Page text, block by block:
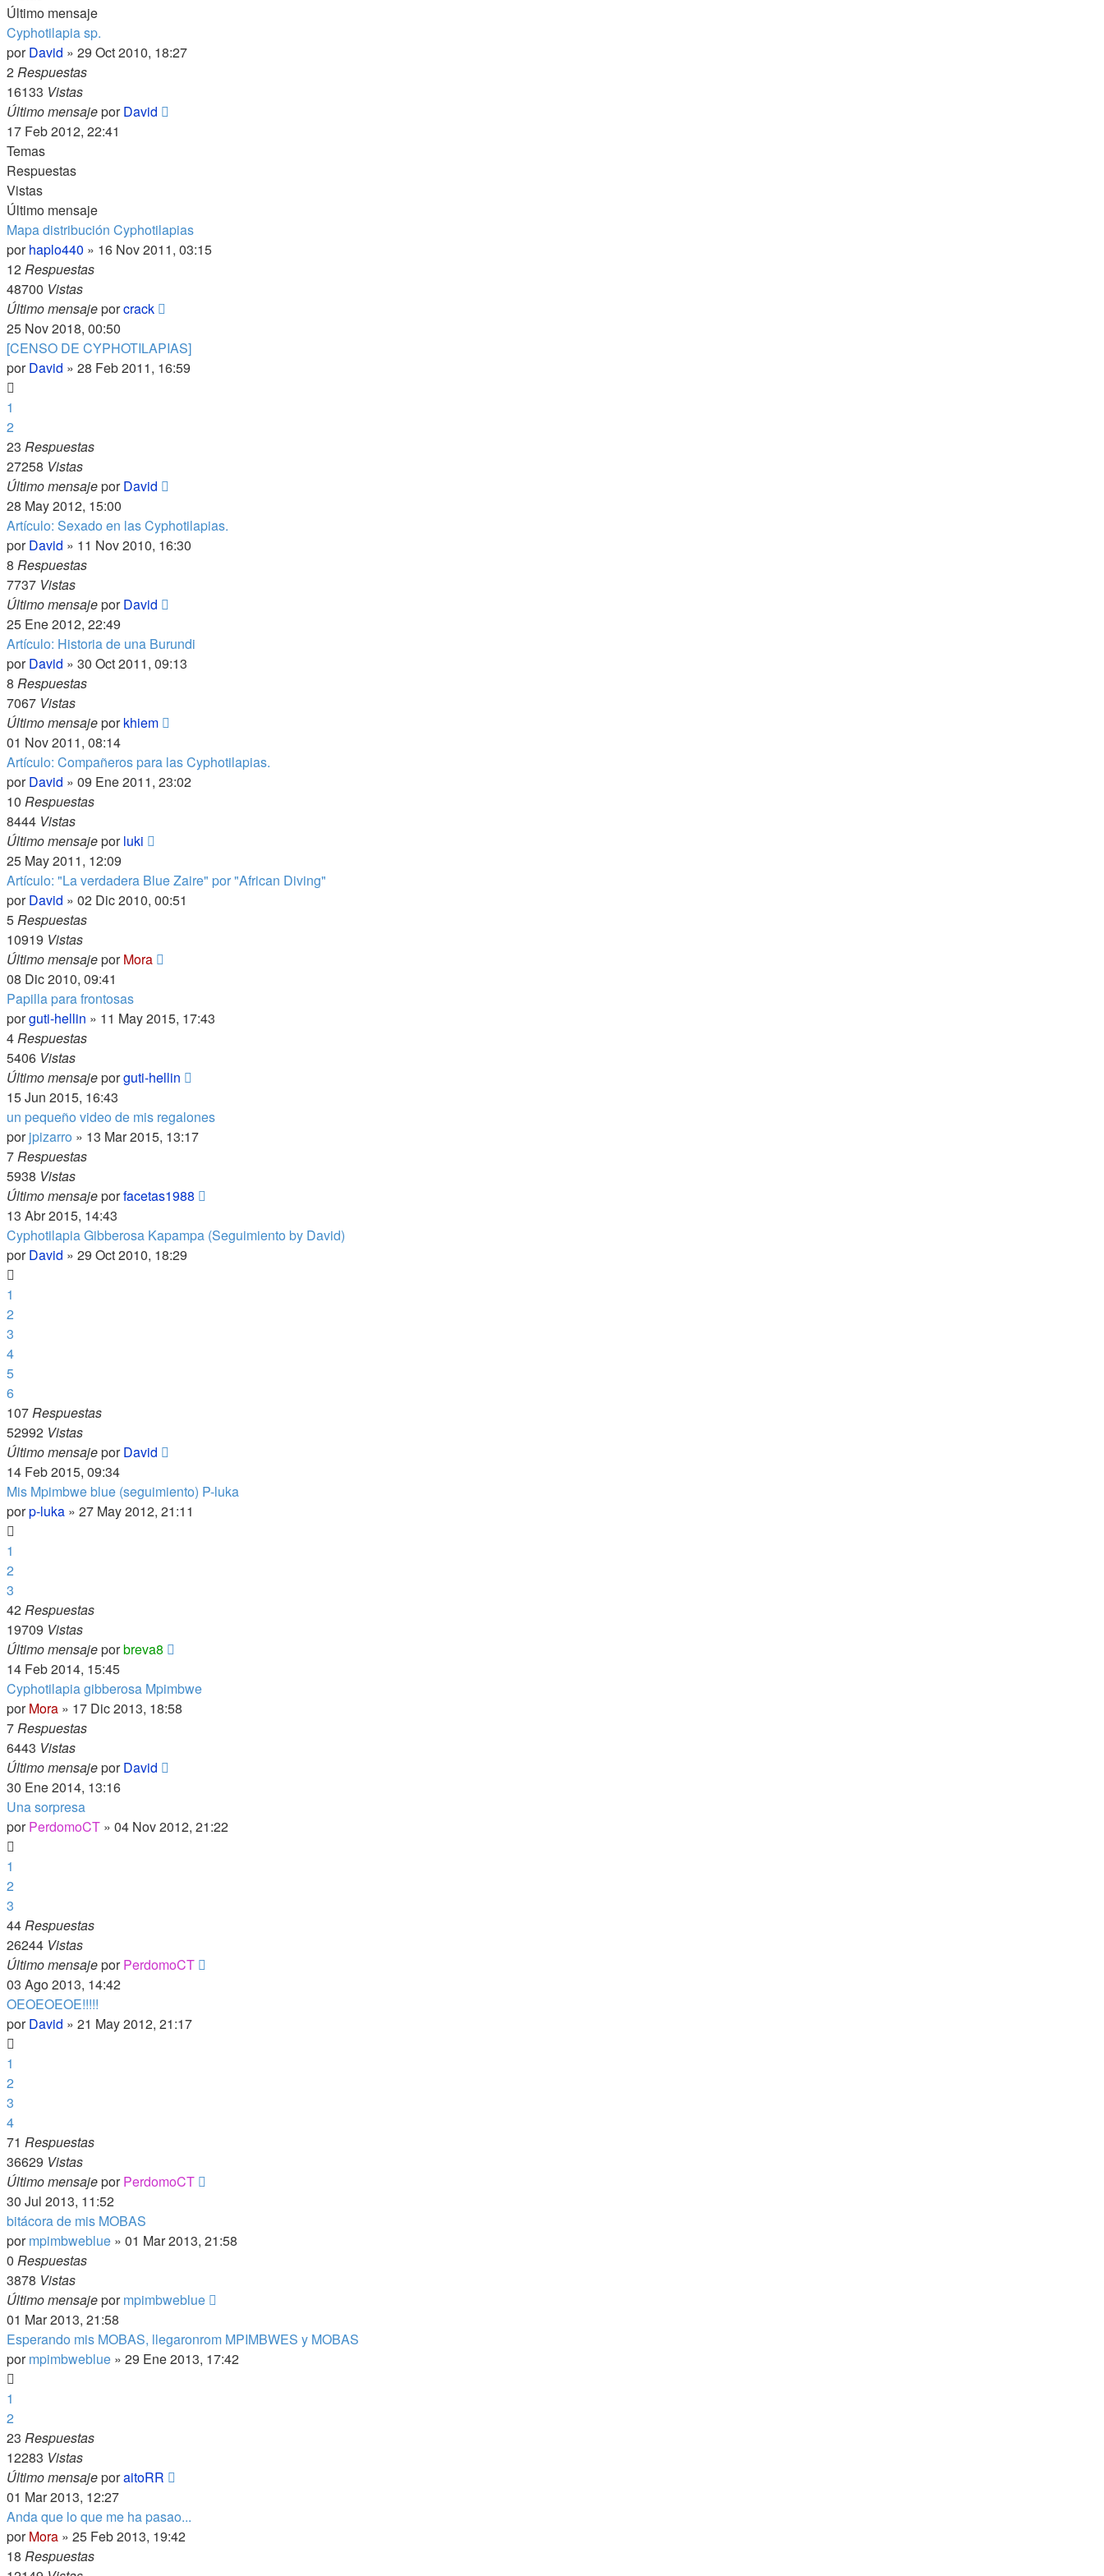
Último mensaje
Cyphotilapia sp.
porDavid » 29 Oct 2010, 18:27
2Respuestas
16133 Vistas
Último mensajeporDavid
17 Feb 2012, 22:41
Temas
Respuestas
Vistas
Último mensaje
Mapa distribución Cyphotilapias
porhaplo440 » 16 Nov 2011, 03:15
12Respuestas
48700 Vistas
Último mensajeporcrack
25 Nov 2018, 00:50
[CENSO DE CYPHOTILAPIAS]
porDavid » 28 Feb 2011, 16:59
1
2
23 Respuestas
27258 Vistas
Último mensajeporDavid
28 May 2012, 15:00
Artículo: Sexado en las Cyphotilapias.
porDavid » 11 Nov 2010, 16:30
8 Respuestas
7737 Vistas
Último mensajeporDavid
25 Ene 2012, 22:49
Artículo: Historia de una Burundi
porDavid » 30 Oct 2011, 09:13
8 Respuestas
7067 Vistas
Último mensajeporkhiem
01 Nov 2011, 08:14
Artículo: Compañeros para las Cyphotilapias.
porDavid » 09 Ene 2011, 23:02
10 Respuestas
8444 Vistas
Último mensajeporluki
25 May 2011, 12:09
Artículo: "La verdadera Blue Zaire" por "African Diving"
porDavid » 02 Dic 2010, 00:51
5Respuestas
10919 Vistas
Último mensajeporMora
08 Dic 2010, 09:41
Papilla para frontosas
porguti-hellin » 11 May 2015, 17:43
4Respuestas
5406 Vistas
Último mensajeporguti-hellin
15 Jun 2015, 16:43
un pequeño video de mis regalones
porjpizarro » 13 Mar 2015, 13:17
7Respuestas
5938 Vistas
Último mensajeporfacetas1988
13 Abr 2015, 14:43
Cyphotilapia Gibberosa Kapampa (Seguimiento by David)
porDavid » 29 Oct 2010, 18:29
1
2
3
4
5
6
107Respuestas
52992 Vistas
Último mensajeporDavid
14 Feb 2015, 09:34
Mis Mpimbwe blue (seguimiento) P-luka
porp-luka » 27 May 2012, 21:11
1
2
3
42Respuestas
19709 Vistas
Último mensajeporbreva8
14 Feb 2014, 15:45
Cyphotilapia gibberosa Mpimbwe
porMora » 17 Dic 2013, 18:58
7Respuestas
6443 Vistas
Último mensajeporDavid
30 Ene 2014, 13:16
Una sorpresa
porPerdomoCT » 04 Nov 2012, 21:22
1
2
3
44Respuestas
26244 Vistas
Último mensajeporPerdomoCT
03 Ago 2013, 14:42
OEOEOEOE!!!!!
porDavid » 21 May 2012, 21:17
1
2
3
4
71 Respuestas
36629 Vistas
Último mensajeporPerdomoCT
30 Jul 2013, 11:52
bitácora de mis MOBAS
pormpimbweblue » 01 Mar 2013, 21:58
0 Respuestas
3878 Vistas
Último mensajepormpimbweblue
01 Mar 2013, 21:58
Esperando mis MOBAS, llegaronrom MPIMBWES y MOBAS
pormpimbweblue » 29 Ene 2013, 17:42
1
2
23 Respuestas
12283 Vistas
Último mensajeporaitoRR
01 Mar 2013, 12:27
Anda que lo que me ha pasao...
porMora » 25 Feb 2013, 19:42
18 Respuestas